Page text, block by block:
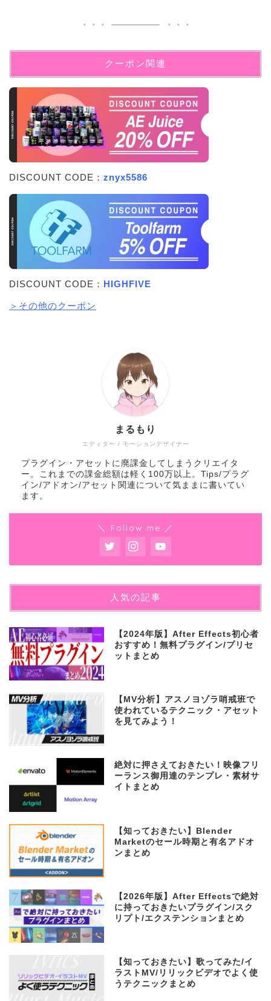
クーポン関連
DISCOUNT CODE： znyx5586
DISCOUNT CODE： HIGHFIVE
＞その他のクーポン
エディター / モーションデザイナー
まるもり
プラグイン・アセットに廃課金してしまうクリエイタ
ー。これまでの課金総額は軽く100万以上。Tips/プラグ
イン/アドオン/アセット関連について気ままに書いてい
ます。
＼ Follow me ／
人気の記事
【2024年版】After Effects初心者
おすすめ！無料プラグイン/プリセ
ットまとめ
【MV分析】アスノヨゾラ哨戒班で
使われているテクニック・アセット
を見てみよう！
絶対に押さえておきたい！映像フリ
ーランス御用達のテンプレ・素材サ
イトまとめ
【知っておきたい】Blender
Marketのセール時期と有名アドオ
ンまとめ
【2026年版】After Effectsで絶対
に持っておきたいプラグイン/スク
リプト/エクステンションまとめ
【知っておきたい】歌ってみた/イ
ラストMV/リリックビデオでよく使
うテクニックまとめ